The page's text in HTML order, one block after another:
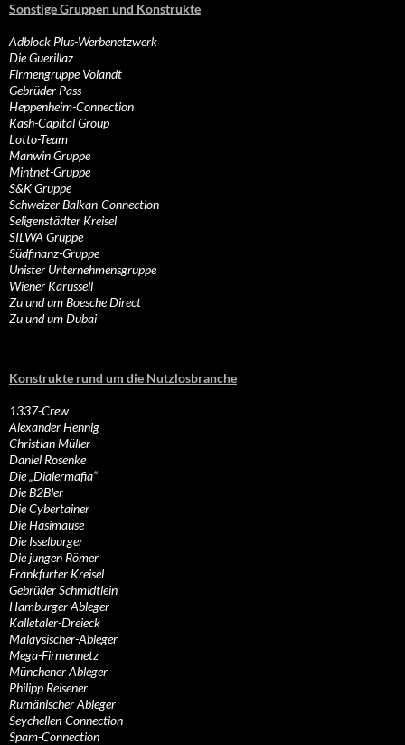
Sonstige Gruppen und Konstrukte
Adblock Plus-Werbenetzwerk
Die Guerillaz
Firmengruppe Volandt
Gebrüder Pass
Heppenheim-Connection
Kash-Capital Group
Lotto-Team
Manwin Gruppe
Mintnet-Gruppe
S&K Gruppe
Schweizer Balkan-Connection
Seligenstädter Kreisel
SILWA Gruppe
Südfinanz-Gruppe
Unister Unternehmensgruppe
Wiener Karussell
Zu und um Boesche Direct
Zu und um Dubai
Konstrukte rund um die Nutzlosbranche
1337-Crew
Alexander Hennig
Christian Müller
Daniel Rosenke
Die „Dialermafia“
Die B2Bler
Die Cybertainer
Die Hasimäuse
Die Isselburger
Die jungen Römer
Frankfurter Kreisel
Gebrüder Schmidtlein
Hamburger Ableger
Kalletaler-Dreieck
Malaysischer-Ableger
Mega-Firmennetz
Münchener Ableger
Philipp Reisener
Rumänischer Ableger
Seychellen-Connection
Spam-Connection